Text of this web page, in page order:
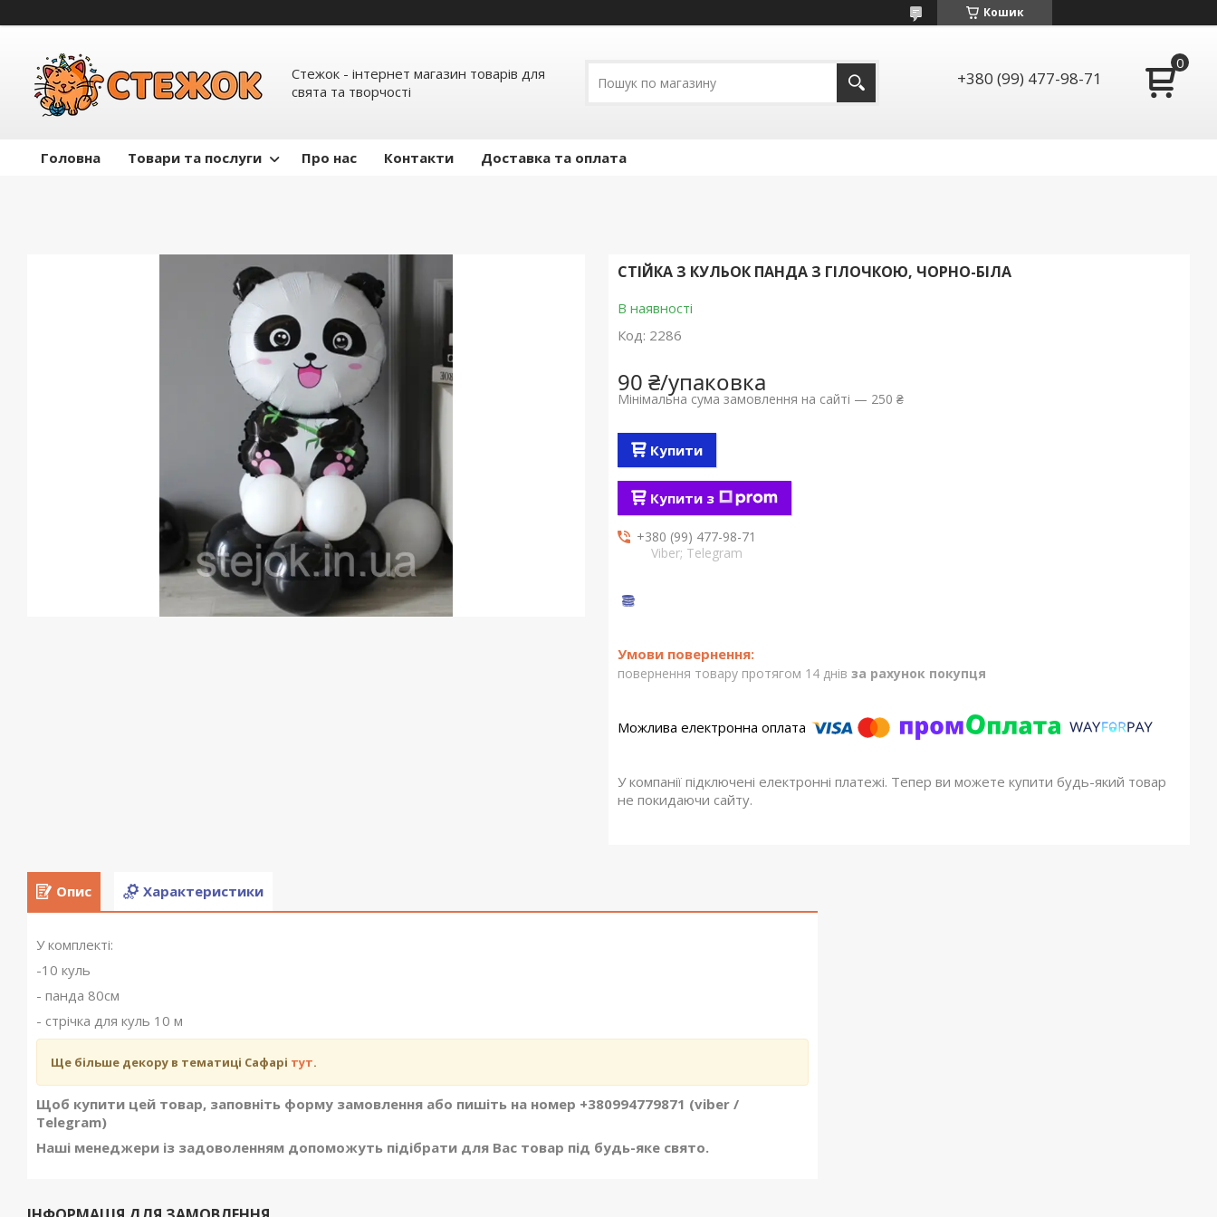
Кошик
Стежок - інтернет магазин товарів для
свята та творчості
+380 (99) 477-98-71
Головна Товари та послуги Про нас Контакти Доставка та оплата
СТІЙКА З КУЛЬОК ПАНДА З ГІЛОЧКОЮ, ЧОРНО-БІЛА
В наявності
Код: 2286
90 ₴/упаковка
Мінімальна сума замовлення на сайті — 250 ₴
Купити
Купити з
+380 (99) 477-98-71
Viber; Telegram
повернення товару протягом 14 днів за рахунок покупця
У компанії підключені електронні платежі. Тепер ви можете купити будь-який товар
не покидаючи сайту.
Опис Характеристики
У комплекті:
-10 куль
- панда 80см
- стрічка для куль 10 м
Ще більше декору в тематиці Сафарі тут.
Щоб купити цей товар, заповніть форму замовлення або пишіть на номер +380994779871 (viber /
Telegram)
Наші менеджери із задоволенням допоможуть підібрати для Вас товар під будь-яке свято.